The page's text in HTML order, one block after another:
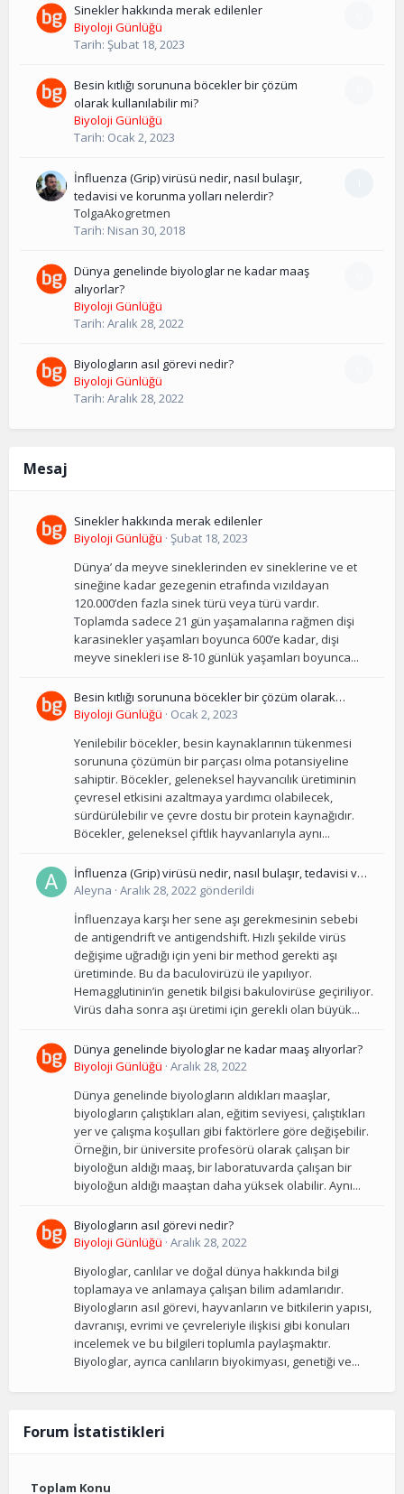
Sinekler hakkında merak edilenler
Biyoloji Günlüğü
Tarih: Şubat 18, 2023
Besin kıtlığı sorununa böcekler bir çözüm
olarak kullanılabilir mi?
Biyoloji Günlüğü
Tarih: Ocak 2, 2023
İnfluenza (Grip) virüsü nedir, nasıl bulaşır,
tedavisi ve korunma yolları nelerdir?
TolgaAkogretmen
Tarih: Nisan 30, 2018
Dünya genelinde biyologlar ne kadar maaş
alıyorlar?
Biyoloji Günlüğü
Tarih: Aralık 28, 2022
Biyologların asıl görevi nedir?
Biyoloji Günlüğü
Tarih: Aralık 28, 2022
Mesaj
Sinekler hakkında merak edilenler
Biyoloji Günlüğü · Şubat 18, 2023
Dünya’ da meyve sineklerinden ev sineklerine ve et
sineğine kadar gezegenin etrafında vızıldayan
120.000’den fazla sinek türü veya türü vardır.
Toplamda sadece 21 gün yaşamalarına rağmen dişi
karasinekler yaşamları boyunca 600’e kadar, dişi
meyve sinekleri ise 8-10 günlük yaşamları boyunca...
Besin kıtlığı sorununa böcekler bir çözüm olarak
kullanılabilir mi?
Biyoloji Günlüğü · Ocak 2, 2023
Yenilebilir böcekler, besin kaynaklarının tükenmesi
sorununa çözümün bir parçası olma potansiyeline
sahiptir. Böcekler, geleneksel hayvancılık üretiminin
çevresel etkisini azaltmaya yardımcı olabilecek,
sürdürülebilir ve çevre dostu bir protein kaynağıdır.
Böcekler, geleneksel çiftlik hayvanlarıyla aynı...
İnfluenza (Grip) virüsü nedir, nasıl bulaşır, tedavisi ve
korunma yolları nelerdir?
Aleyna · Aralık 28, 2022 gönderildi
İnfluenzaya karşı her sene aşı gerekmesinin sebebi
de antigendrift ve antigendshift. Hızlı şekilde virüs
değişime uğradığı için yeni bir method gerekti aşı
üretiminde. Bu da baculovirüzü ile yapılıyor.
Hemagglutinin’in genetik bilgisi bakulovirüse geçiriliyor.
Virüs daha sonra aşı üretimi için gerekli olan büyük...
Dünya genelinde biyologlar ne kadar maaş alıyorlar?
Biyoloji Günlüğü · Aralık 28, 2022
Dünya genelinde biyologların aldıkları maaşlar,
biyologların çalıştıkları alan, eğitim seviyesi, çalıştıkları
yer ve çalışma koşulları gibi faktörlere göre değişebilir.
Örneğin, bir üniversite profesörü olarak çalışan bir
biyoloğun aldığı maaş, bir laboratuvarda çalışan bir
biyoloğun aldığı maaştan daha yüksek olabilir. Aynı...
Biyologların asıl görevi nedir?
Biyoloji Günlüğü · Aralık 28, 2022
Biyologlar, canlılar ve doğal dünya hakkında bilgi
toplamaya ve anlamaya çalışan bilim adamlarıdır.
Biyologların asıl görevi, hayvanların ve bitkilerin yapısı,
davranışı, evrimi ve çevreleriyle ilişkisi gibi konuları
incelemek ve bu bilgileri toplumla paylaşmaktır.
Biyologlar, ayrıca canlıların biyokimyası, genetiği ve...
Forum İstatistikleri
Toplam Konu